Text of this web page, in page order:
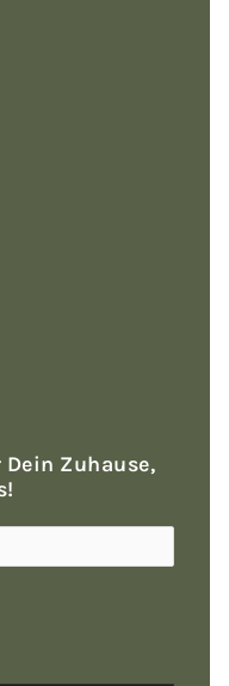
Zuhause,